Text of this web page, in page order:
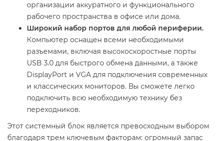
организации аккуратного и функционального
рабочего пространства в офисе или дома.
Широкий набор портов для любой периферии.
Компьютер оснащен всеми необходимыми
разъемами, включая высокоскоростные порты
USB 3.0 для быстрого обмена данными, а также
DisplayPort и VGA для подключения современных
и классических мониторов. Вы сможете легко
подключить всю необходимую технику без
переходников.
Этот системный блок является превосходным выбором
благодаря трем ключевым факторам: огромный запас